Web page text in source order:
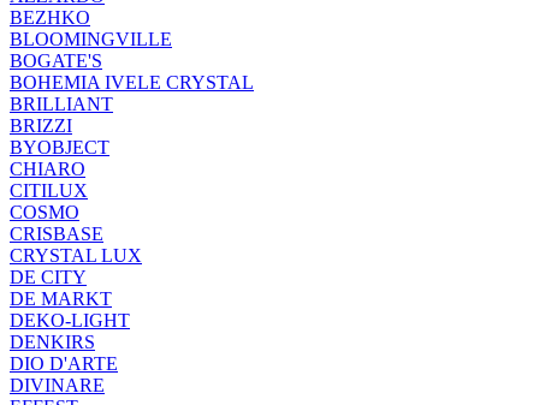
BEZHKO
BLOOMINGVILLE
BOGATE'S
BOHEMIA IVELE CRYSTAL
BRILLIANT
BRIZZI
BYOBJECT
CHIARO
CITILUX
COSMO
CRISBASE
CRYSTAL LUX
DE CITY
DE MARKT
DEKO-LIGHT
DENKIRS
DIO D'ARTE
DIVINARE